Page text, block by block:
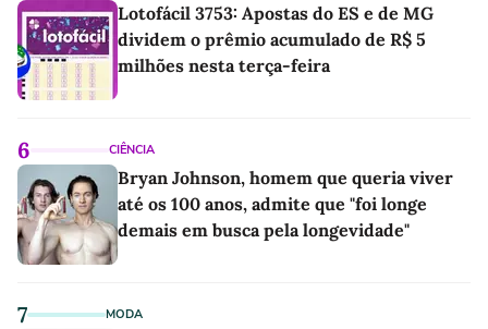
Lotofácil 3753: Apostas do ES e de MG
dividem o prêmio acumulado de R$ 5
milhões nesta terça-feira
6 CIÊNCIA
Bryan Johnson, homem que queria viver
até os 100 anos, admite que "foi longe
demais em busca pela longevidade"
7 MODA